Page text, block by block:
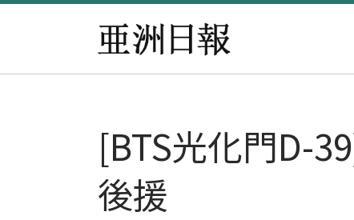
[BTS光化門D-
後援